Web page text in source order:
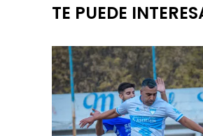
TE PUEDE